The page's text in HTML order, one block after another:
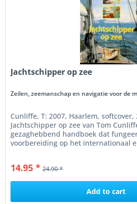
Jachtschipper op zee
Zeilen, zeemanschap en navigatie voor de
Cunliffe, T: 2007, Haarlem,
Jachtschipper op zee van Tom
gezaghebbend handboek dat
voorbereiding op het internationaal
14.95 * 24.90 *
Add to cart